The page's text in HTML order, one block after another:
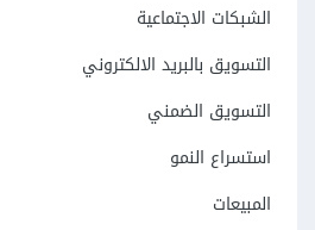
الشبكات الاجتماعية
التسويق بالبريد الالكتروني
التسويق الضمني
استسراع النمو
المبيعات